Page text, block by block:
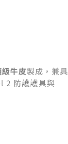
牛皮製成，兼具
2 防護護具與